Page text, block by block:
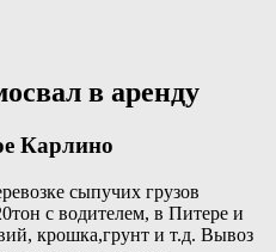
в аренду
Карлино
сыпучих грузов
с водителем, в Питере и
крошка,грунт и т.д. Вывоз